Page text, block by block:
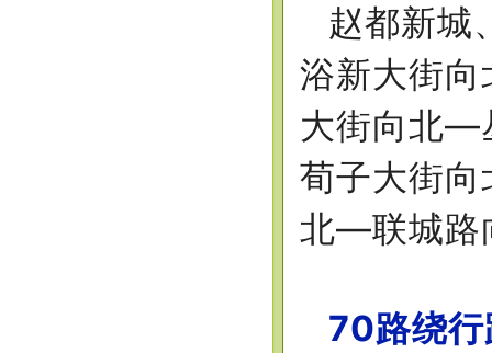
赵都新
浴新大街
大街向北—
荀子大街
北—联城路
70路绕